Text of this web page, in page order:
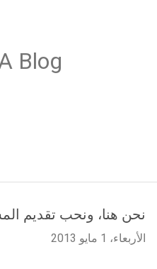
Blog
نحن هنا، ونحب تقديم
الأربعاء، 1 مايو 2013